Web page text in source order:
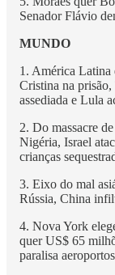
Senador Flávio
MUNDO
1. América Latina
Cristina na
assediada e Lula
2. Do massacre
Nigéria, Israel
crianças
3. Eixo do mal
Rússia, China
4. Nova York
quer US$ 65
paralisa